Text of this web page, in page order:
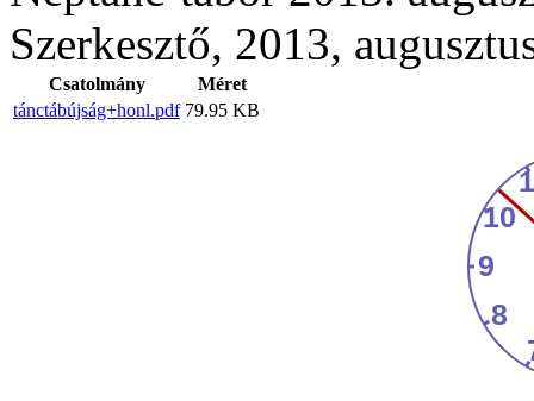
Szerkesztő, 2013,
Csatolmány
Méret
tánctábújság+honl.pdf 79.95 KB